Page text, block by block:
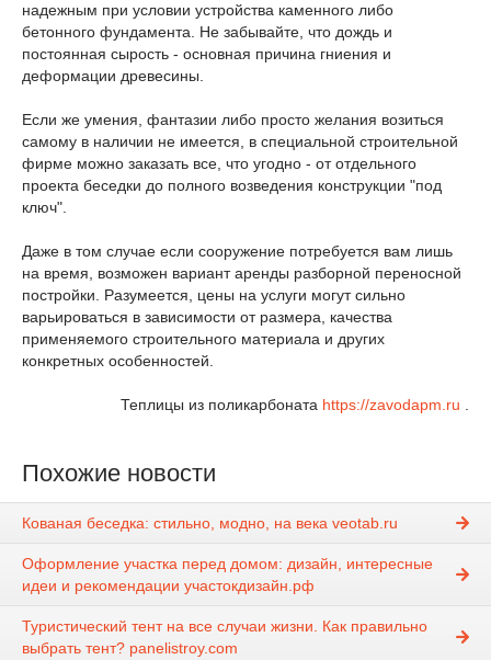
надежным при условии устройства каменного либо
бетонного фундамента. Не забывайте, что дождь и
постоянная сырость - основная причина гниения и
деформации древесины.
Если же умения, фантазии либо просто желания возиться
самому в наличии не имеется, в специальной строительной
фирме можно заказать все, что угодно - от отдельного
проекта беседки до полного возведения конструкции "под
ключ".
Даже в том случае если сооружение потребуется вам лишь
на время, возможен вариант аренды разборной переносной
постройки. Разумеется, цены на услуги могут сильно
варьироваться в зависимости от размера, качества
применяемого строительного материала и других
конкретных особенностей.
Теплицы из поликарбоната https://zavodapm.ru
Похожие новости
Кованая беседка: стильно, модно, на века veotab.ru
Оформление участка перед домом: дизайн, интересные
идеи и рекомендации участокдизайн.рф
Туристический тент на все случаи жизни. Как правильно
выбрать тент? panelistroy.com